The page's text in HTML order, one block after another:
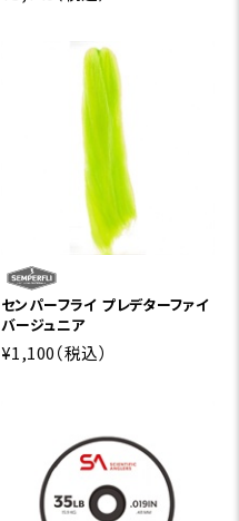
センパーフライ プレデターファイ
バージュニア
¥1,100（税込）